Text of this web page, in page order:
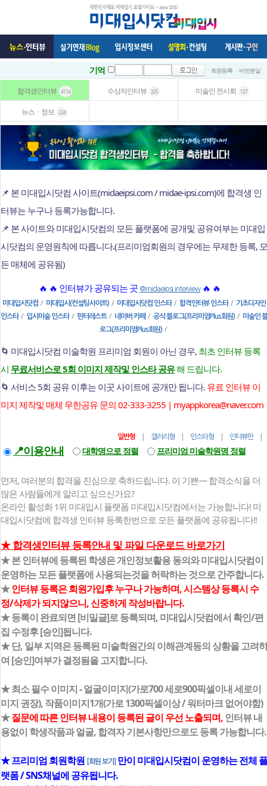
기억 ㆍ회원등록 ㆍ비번분실
합격생인터뷰 4114 수상자인터뷰 325 미술인 전시회 127
뉴스ㆍ정보 224
📌 본 미대입시닷컴 사이트(midaeipsi.com / midae-ipsi.com)에 합격생 인
터뷰는 누구나 등록가능합니다.
📌 본 사이트와 미대입시닷컴의 모든 플랫폼에 공개및 공유여부는 미대입
시닷컴의 운영원칙에 따릅니다.(프리미엄회원의 경우에는 무제한 등록, 모
든 매체에 공유됨)
🔥 🔥 인터뷰가 공유되는 곳 @midaeipsi.interview🔥 🔥
미대입시닷컴 / 미대입시(컨설팅사이트) / 미대입시닷컴 인스타/ 합격인터뷰 인스타/ 기초디자인
인스타/ 입시미술 인스타/ 핀터레스트/ 네이버 카페 / 공식 블로그(프리미엄Plus회원) / 미술인 블
로그(프리미엄Plus회원) /
🌀 미대입시닷컴 미술학원 프리미엄 회원이 아닌 경우, 최초 인터뷰 등록
시 무료서비스로 5회 이미지 제작및 인스타 공유해 드립니다.
🌀 서비스 5회 공유 이후는 이곳 사이트에 공개만 됩니다. 유료 인터뷰 이
미지 제작및 매체 무한공유 문의 02-333-3255 | myappkorea@naver.com
일반형 | 갤러리형 | 인스타형 | 인터뷰만|
📍이용안내 대학명으로 정렬 프리미엄 미술학원명 정렬
먼저, 여러분의 합격을 진심으로 축하드립니다. 이 기쁜~~ 합격소식을 더
많은 사람들에게 알리고 싶으신가요?
온라인 활성화 1위 미대입시 플랫폼 미대입시닷컴에서는 가능합니다! 미
대입시닷컴에 합격생 인터뷰 등록한번으로 모든 플랫폼에 공유됩니다!!
★ 합격생인터뷰 등록안내 및 파일 다운로드 바로가기
★ 본 인터뷰에 등록된 학생은 개인정보활용 동의와 미대입시닷컴이
운영하는 모든 플랫폼에 사용되는것을 허락하는 것으로 간주합니다.
★인터뷰 등록은 회원가입후 누구나 가능하며, 시스템상 등록시 수
정/삭제가 되지않으니, 신중하게 작성바랍니다.
★ 등록이 완료되면 [비밀글]로 등록되며, 미대입시닷컴에서 확인/편
집 수정후 [승인]됩니다.
★ 단, 일부 지역은 등록된 미술학원간의 이해관계등의 상황을 고려하
여 [승인]여부가 결정됨을 고지합니다.
★ 최소 필수 이미지 - 얼굴이미지(가로700 세로900픽셀이내 세로이
미지 권장), 작품이미지1개(가로 1300픽셀이상 / 워터마크 없어야함)
★질문에 따른 인터뷰 내용이 등록된 글이 우선 노출되며, 인터뷰 내
용없이 학생작품과 얼굴, 합격자 기본사항만으로도 등록 가능합니다.
★ 프리미엄 회원학원 [회원 보기] 만이 미대입시닷컴이 운영하는 전체 플
랫폼 / SNS채널에 공유됩니다.